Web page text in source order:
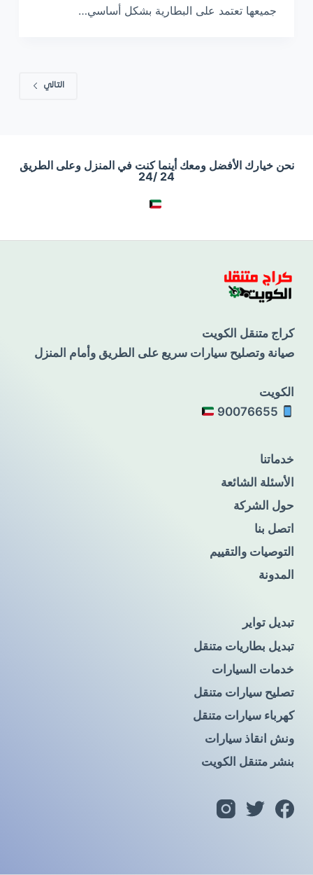
جميعها تعتمد على البطارية بشكل أساسي…
التالي
نحن خيارك الأفضل ومعك أينما كنت في المنزل وعلى الطريق
24 /24
كراج متنقل الكويت
صيانة وتصليح سيارات سريع على الطريق وأمام المنزل
الكويت
خدماتنا
الأسئلة الشائعة
حول الشركة
اتصل بنا
التوصيات والتقييم
المدونة
تبديل تواير
تبديل بطاريات متنقل
خدمات السيارات
تصليح سيارات متنقل
كهرباء سيارات متنقل
ونش انقاذ سيارات
بنشر متنقل الكويت